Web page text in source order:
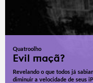
Quatroolho
Evil maçã?
Revelando o que todos já
diminuir a velocidade de seus